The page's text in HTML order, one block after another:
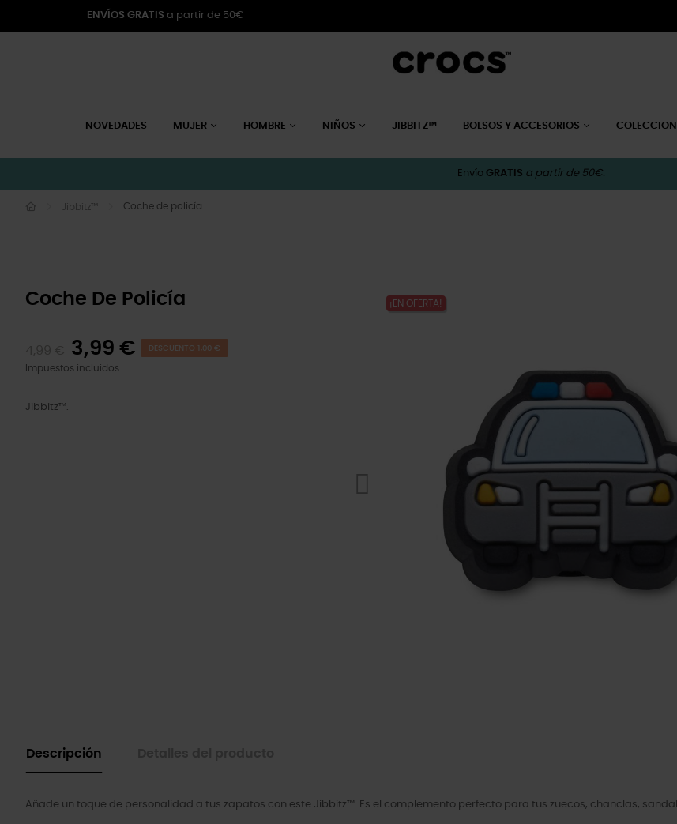
ENVÍOS GRATIS a partir de 50€
NOVEDADES MUJER HOMBRE NIÑOS JIBBITZ™ BOLSOS Y ACCESORIOS
Envío GRATIS a partir de 50€.
Jibbitz™ Coche de policía
Coche De Policía
3,99 € DESCUENTO 1,00 €
Impuestos incluidos
Jibbitz™.
¡EN OFERTA!
Descripción
Añade un toque de personalidad a tus zapatos con este Jibbitz™. Es el complemento perfecto para tus zuecos, chanclas,